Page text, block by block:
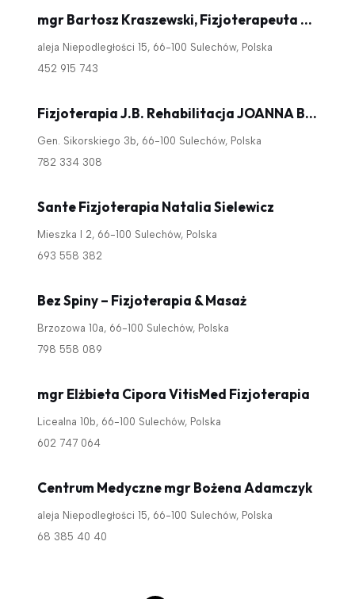
mgr Bartosz Kraszewski, Fizjoterapeuta Centrum Medyczne TOPMED
aleja Niepodległości 15, 66-100 Sulechów, Polska
452 915 743
Fizjoterapia J.B. Rehabilitacja JOANNA BILSKA-ZIEMBOWSKA
Gen. Sikorskiego 3b, 66-100 Sulechów, Polska
782 334 308
Sante Fizjoterapia Natalia Sielewicz
Mieszka I 2, 66-100 Sulechów, Polska
693 558 382
Bez Spiny – Fizjoterapia & Masaż
Brzozowa 10a, 66-100 Sulechów, Polska
798 558 089
mgr Elżbieta Cipora VitisMed Fizjoterapia
Licealna 10b, 66-100 Sulechów, Polska
602 747 064
Centrum Medyczne mgr Bożena Adamczyk
aleja Niepodległości 15, 66-100 Sulechów, Polska
68 385 40 40